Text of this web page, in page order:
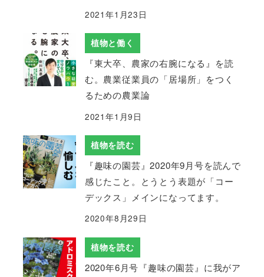
2021年1月23日
植物と働く
『東大卒、農家の右腕になる』を読
む。農業従業員の「居場所」をつく
るための農業論
2021年1月9日
植物を読む
『趣味の園芸』2020年9月号を読んで
感じたこと。とうとう表題が「コー
デックス」メインになってます。
2020年8月29日
植物を読む
2020年6月号『趣味の園芸』に我がア